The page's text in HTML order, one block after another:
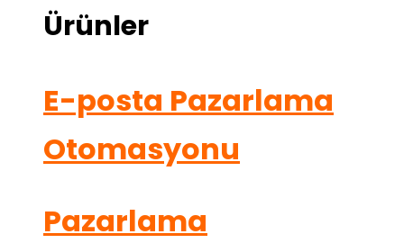
Ürünler
E-posta Pazarlama
Otomasyonu
Pazarlama